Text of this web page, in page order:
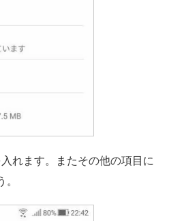
れます。またその他の項目に